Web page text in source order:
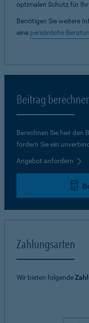
optimalen Schutz für
Benötigen Sie weitere
eine persönliche
Beitrag
Berechnen Sie hier den
fordern Sie ein
Angebot anfordern
Zahlungsarten
Wir bieten folgende